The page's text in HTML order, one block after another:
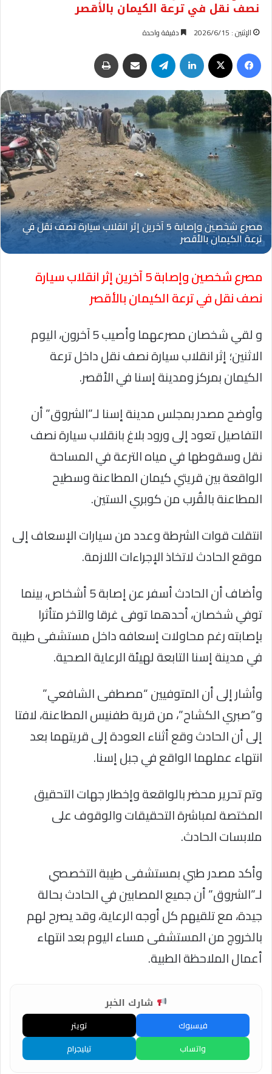
نصف نقل في ترعة الكيمان بالأقصر
الإثنين : 2026/6/15 دقيقة واحدة
فيسبوك لينكدإن تيلقرام مشاركة عبر البريد
Oplus_131072
مصرع شخصين وإصابة 5 آخرين إثر انقلاب سيارة
نصف نقل في ترعة الكيمان بالأقصر
و لقي شخصان مصرعهما وأصيب 5 آخرون، اليوم
الاثنين؛ إثر انقلاب سيارة نصف نقل داخل ترعة
الكيمان بمركز ومدينة إسنا في الأقصر.
وأوضح مصدر بمجلس مدينة إسنا لـ”الشروق” أن
التفاصيل تعود إلى ورود بلاغ بانقلاب سيارة نصف
نقل وسقوطها في مياه الترعة في المساحة
الواقعة بين قريتي كيمان المطاعنة وسطيح
المطاعنة بالقُرب من كوبري الستين.
انتقلت قوات الشرطة وعدد من سيارات الإسعاف إلى
موقع الحادث لاتخاذ الإجراءات اللازمة.
وأضاف أن الحادث أسفر عن إصابة 5 أشخاص، بينما
توفي شخصان، أحدهما توفى غرقا والآخر متأثرا
بإصابته رغم محاولات إسعافه داخل مستشفى طيبة
في مدينة إسنا التابعة لهيئة الرعاية الصحية.
وأشار إلى أن المتوفيين “مصطفى الشافعي”
و”صبري الكشاح”، من قرية طفنيس المطاعنة، لافتا
إلى أن الحادث وقع أثناء العودة إلى قريتهما بعد
انتهاء عملهما الواقع في جبل إسنا.
وتم تحرير محضر بالواقعة وإخطار جهات التحقيق
المختصة لمباشرة التحقيقات والوقوف على
ملابسات الحادث.
وأكد مصدر طبي بمستشفى طيبة التخصصي
لـ”الشروق” أن جميع المصابين في الحادث بحالة
جيدة، مع تلقيهم كل أوجه الرعاية، وقد يصرح لهم
بالخروج من المستشفى مساء اليوم بعد انتهاء
أعمال الملاحظة الطبية.
شارك الخبر
فيسبوك
تويتر
واتساب
تيليجرام